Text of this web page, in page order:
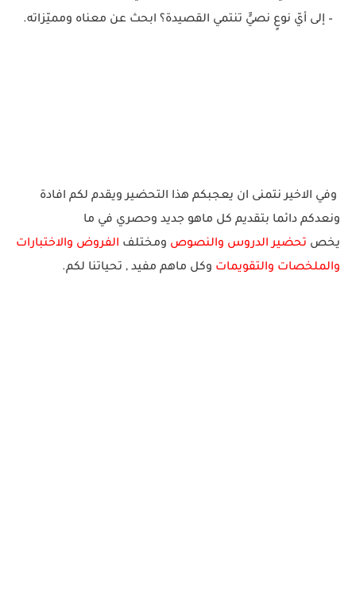
– إلى أيّ نوعٍ نصيٍّ تنتمي القصيدة؟ ابحث عن معناه ومميّزاته.
وفي الاخير نتمنى ان يعجبكم هذا التحضير ويقدم لكم افادة
ونعدكم دائما بتقديم كل ماهو جديد وحصري في ما
يخص تحضير الدروس والنصوص ومختلف الفروض والاختبارات
والملخصات والتقويمات وكل ماهم مفيد , تحياتنا لكم.